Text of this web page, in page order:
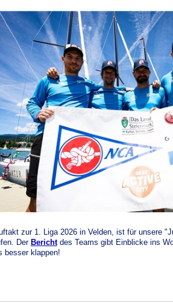
zur 1. Liga 2026 in Velden, ist für unsere
DerBerichtdes Teams gibt Einblicke ins
besser klappen!